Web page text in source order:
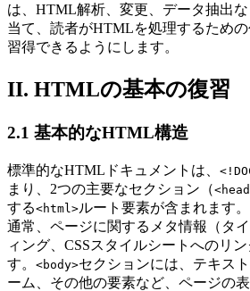
は、HTML解析、変更、データ抽出
当て、読者がHTMLを処理するため
習得できるようにします。
II. HTMLの基本の復習
2.1 基本的なHTML構造
標準的なHTMLドキュメントは、
まり、2つの主要なセクション（
する<html>ルート要素が含まれます。
通常、ページに関するメタ情報（タ
ィング、CSSスタイルシートへのリ
す。 <body>セクションには、テキス
ーム、その他の要素など、ページの